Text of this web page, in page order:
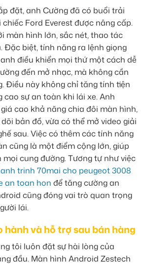
đặt, anh Cường đã có buổi trải
Ford Everest được nâng cấp.
màn hình lớn, sắc nét, thao tác
Đặc biệt, tính năng ra lệnh giọng
điều khiển mọi thứ một cách dễ
đến mở nhạc, mà không cần
Điều này không chỉ tăng tính tiện
cao sự an toàn khi lái xe. Anh
cao khả năng chia đôi màn hình,
bản đồ, vừa có thể mở video giải
sau. Việc có thêm các tính năng
cũng là một điểm cộng lớn, giúp
cung đường. Tương tự như việc
trinh 70mai cho peugeot 3008
an toan hon để tăng cường an
cũng đóng vai trò quan trọng
lái.
hành và hỗ trợ sau bán hàng
tôi luôn đặt sự hài lòng của
đầu. Màn hình Android Zestech